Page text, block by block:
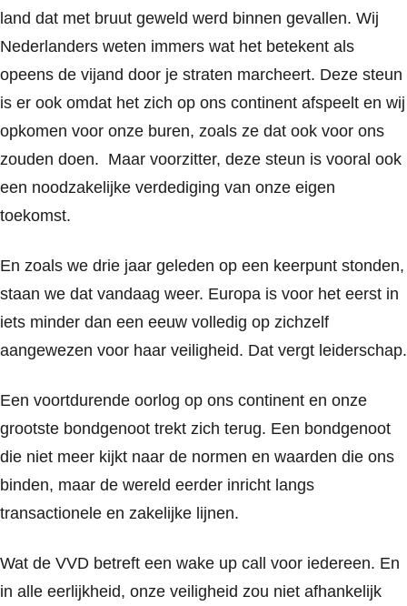
land dat met bruut geweld werd binnen gevallen. Wij
Nederlanders weten immers wat het betekent als
opeens de vijand door je straten marcheert. Deze steun
is er ook omdat het zich op ons continent afspeelt en wij
opkomen voor onze buren, zoals ze dat ook voor ons
zouden doen. Maar voorzitter, deze steun is vooral ook
een noodzakelijke verdediging van onze eigen
toekomst.
En zoals we drie jaar geleden op een keerpunt stonden,
staan we dat vandaag weer. Europa is voor het eerst in
iets minder dan een eeuw volledig op zichzelf
aangewezen voor haar veiligheid. Dat vergt leiderschap.
Een voortdurende oorlog op ons continent en onze
grootste bondgenoot trekt zich terug. Een bondgenoot
die niet meer kijkt naar de normen en waarden die ons
binden, maar de wereld eerder inricht langs
transactionele en zakelijke lijnen.
Wat de VVD betreft een wake up call voor iedereen. En
in alle eerlijkheid, onze veiligheid zou niet afhankelijk